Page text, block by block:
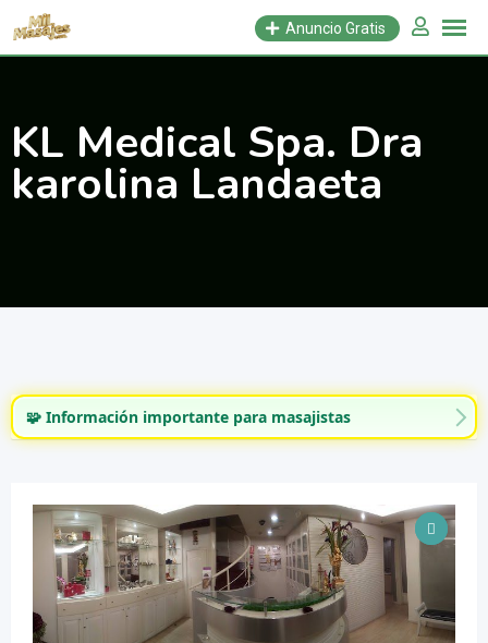
Saltar
Anuncio Gratis
KL Medical Spa. Dra
karolina Landaeta
🧩 Información importante para masajistas